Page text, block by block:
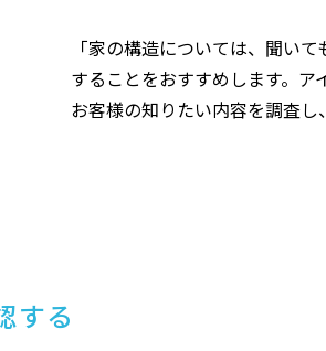
「家の構造については、聞い
することをおすすめします。ア
お客様の知りたい内容を調査し
する